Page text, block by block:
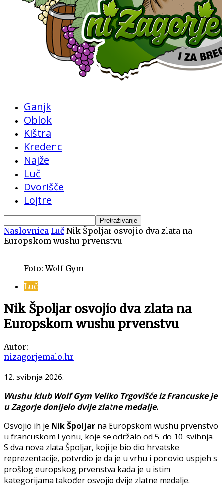
Ganjk
Oblok
Kištra
Kredenc
Najže
Luč
Dvorišče
Lojtre
Naslovnica Luč Nik Špoljar osvojio dva zlata na
Europskom wushu prvenstvu
Foto: Wolf Gym
Luč
Nik Špoljar osvojio dva zlata na
Europskom wushu prvenstvu
Autor:
nizagorjemalo.hr
-
12. svibnja 2026.
Wushu klub Wolf Gym Veliko Trgovišće iz Francuske je
u Zagorje donijelo dvije zlatne medalje.
Osvojio ih je Nik Špoljar na Europskom wushu prvenstvo
u francuskom Lyonu, koje se održalo od 5. do 10. svibnja.
S dva nova zlata Špoljar, koji je bio dio hrvatske
reprezentacije, potvrdio je da je u vrhu i ponovio uspjeh s
prošlog europskog prvenstva kada je u istim
kategorijama također osvojio dvije zlatne medalje.